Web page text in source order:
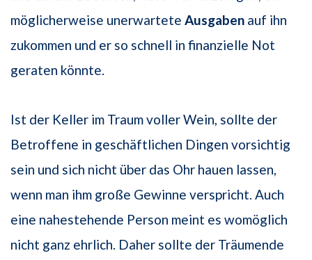
möglicherweise unerwartete Ausgaben auf ihn
zukommen und er so schnell in finanzielle Not
geraten könnte.
Ist der Keller im Traum voller Wein, sollte der
Betroffene in geschäftlichen Dingen vorsichtig
sein und sich nicht über das Ohr hauen lassen,
wenn man ihm große Gewinne verspricht. Auch
eine nahestehende Person meint es womöglich
nicht ganz ehrlich. Daher sollte der Träumende